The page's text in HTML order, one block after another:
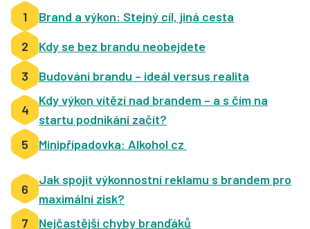
1
Brand a výkon: Stejný cíl, jiná cesta
2
Kdy se bez brandu neobejdete
3
Budování brandu – ideál versus realita
4
Kdy výkon vítězí nad brandem – a s čím na
startu podnikání začít?
5
Minipřípadovka: Alkohol cz
6
Jak spojit výkonnostní reklamu s brandem pro
maximální zisk?
7
Nejčastější chyby branďáků